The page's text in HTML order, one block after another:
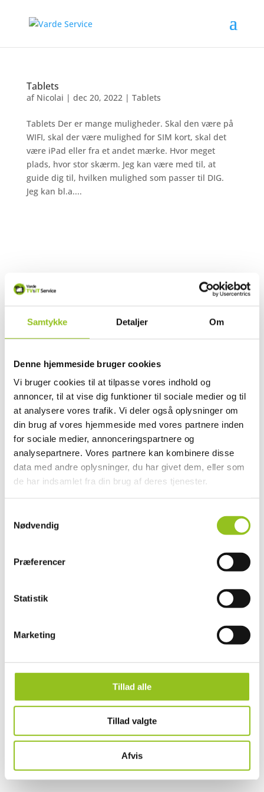
Samtykke Detaljer Om
Denne hjemmeside bruger cookies
Vi bruger cookies til at tilpasse vores indhold og
annoncer, til at vise dig funktioner til sociale medier og til
at analysere vores trafik. Vi deler også oplysninger om
din brug af vores hjemmeside med vores partnere inden
for sociale medier, annonceringspartnere og
analysepartnere. Vores partnere kan kombinere disse
data med andre oplysninger, du har givet dem, eller som
de har indsamlet fra din brug af deres tjenester.
Nødvendig
Præferencer
Statistik
Marketing
Tillad alle
Tillad valgte
Afvis
Tablets
af Nicolai | dec 20, 2022| Tablets
Tablets Der er mange muligheder. Skal den være på
WIFI, skal der være mulighed for SIM kort, skal det
være iPad eller fra et andet mærke. Hvor meget
plads, hvor stor skærm. Jeg kan være med til, at
guide dig til, hvilken mulighed som passer til DIG.
Jeg kan bl.a....
Har du brug for
hjælp
Åbent fredag fra kl. 14-17
 Åbningstider telefon
Man-Fre: 08:00 – 20:00
Lukket 24-26/12 + 31/12 samt 1/1